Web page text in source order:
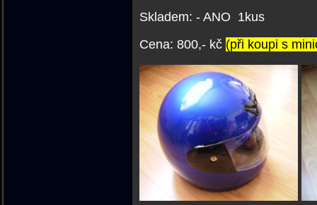
Skladem: - ANO 1kus
Cena: 800,- kč (při koupi s